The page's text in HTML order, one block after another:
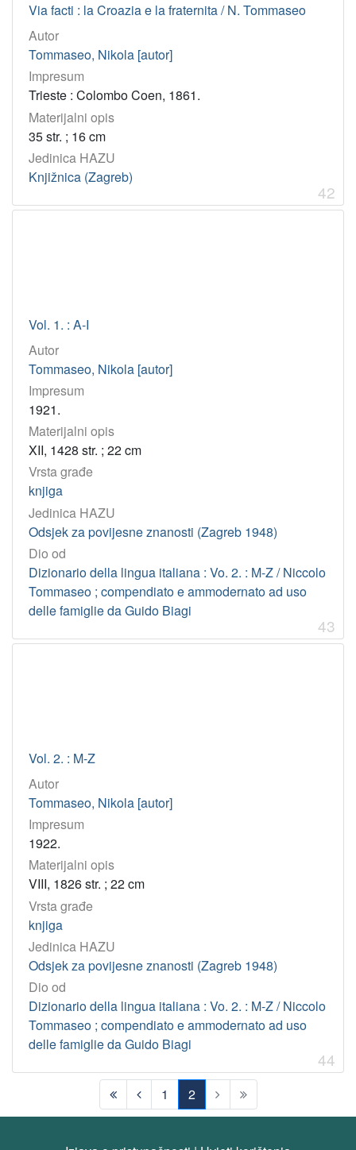
Via facti : la Croazia e la fraternita / N. Tommaseo
Autor
Tommaseo, Nikola [autor]
Impresum
Trieste : Colombo Coen, 1861.
Materijalni opis
35 str. ; 16 cm
Jedinica HAZU
Knjižnica (Zagreb)
42
Vol. 1. : A-I
Autor
Tommaseo, Nikola [autor]
Impresum
1921.
Materijalni opis
XII, 1428 str. ; 22 cm
Vrsta građe
knjiga
Jedinica HAZU
Odsjek za povijesne znanosti (Zagreb 1948)
Dio od
Dizionario della lingua italiana : Vo. 2. : M-Z / Niccolo
Tommaseo ; compendiato e ammodernato ad uso
delle famiglie da Guido Biagi
43
Vol. 2. : M-Z
Autor
Tommaseo, Nikola [autor]
Impresum
1922.
Materijalni opis
VIII, 1826 str. ; 22 cm
Vrsta građe
knjiga
Jedinica HAZU
Odsjek za povijesne znanosti (Zagreb 1948)
Dio od
Dizionario della lingua italiana : Vo. 2. : M-Z / Niccolo
Tommaseo ; compendiato e ammodernato ad uso
delle famiglie da Guido Biagi
44
1
2
(current)